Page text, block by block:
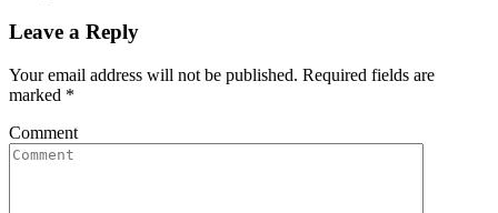
Leave a Reply
Your email address will not be published. Required fields are
marked *
Comment